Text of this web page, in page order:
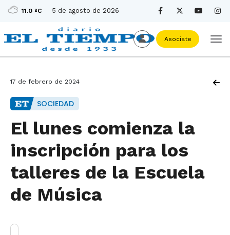
11.0 ºC 5 de agosto de 2026
Asociate
17 de febrero de 2024
SOCIEDAD
El lunes comienza la
inscripción para los
talleres de la Escuela
de Música